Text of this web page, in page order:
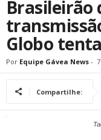
Brasileirão
Globo
Por Equipe Gávea News -
Compartilhe: